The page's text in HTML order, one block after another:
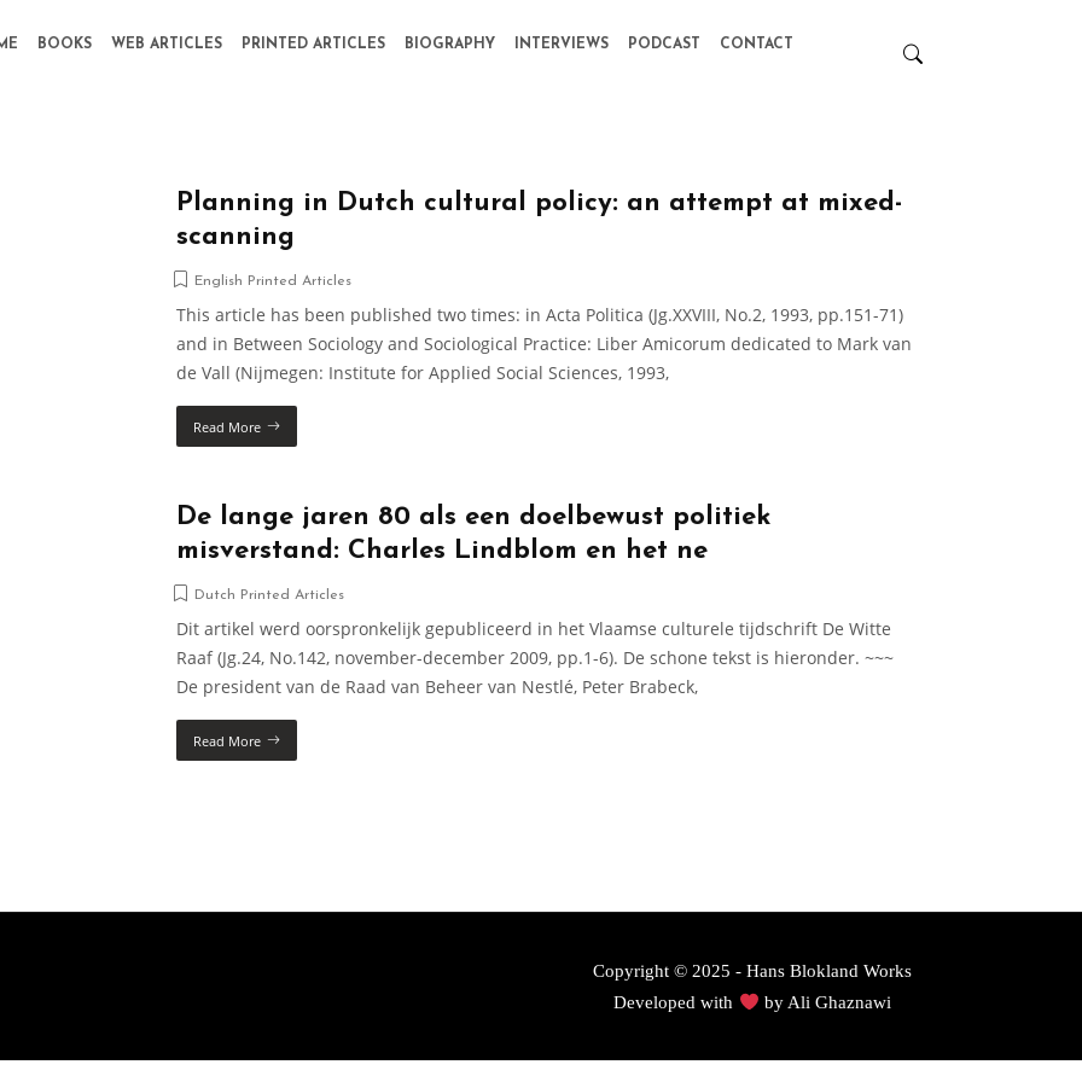
BOOKS WEB ARTICLES PRINTED ARTICLES BIOGRAPHY INTERVIEWS PODCAST CONTACT
Planning in Dutch cultural policy: an attempt at mixed-
scanning
English Printed Articles
This article has been published two times: in Acta Politica (Jg.XXVIII, No.2, 1993, pp.151-71)
and in Between Sociology and Sociological Practice: Liber Amicorum dedicated to Mark van
de Vall (Nijmegen: Institute for Applied Social Sciences, 1993,
Read More
De lange jaren 80 als een doelbewust politiek
misverstand: Charles Lindblom en het ne
Dutch Printed Articles
Dit artikel werd oorspronkelijk gepubliceerd in het Vlaamse culturele tijdschrift De Witte
Raaf (Jg.24, No.142, november-december 2009, pp.1-6). De schone tekst is hieronder. ~~~
De president van de Raad van Beheer van Nestlé, Peter Brabeck,
Read More
Copyright © 2025 - Hans Blokland Works
Developed with
by Ali Ghaznawi